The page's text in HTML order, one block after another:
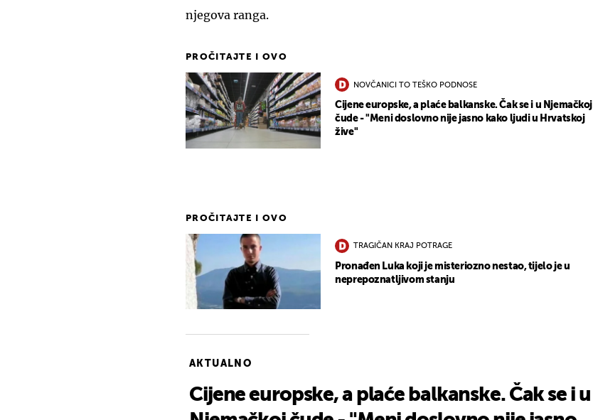
njegova ranga.
PROČITAJTE I OVO
NOVČANICI TO TEŠKO PODNOSE
Cijene europske, a plaće balkanske. Čak se i u Njemačkoj
čude - "Meni doslovno nije jasno kako ljudi u Hrvatskoj
žive"
PROČITAJTE I OVO
TRAGIČAN KRAJ POTRAGE
Pronađen Luka koji je misteriozno nestao, tijelo je u
neprepoznatljivom stanju
AKTUALNO
Cijene europske, a plaće balkanske. Čak se i u